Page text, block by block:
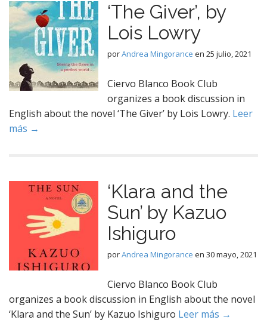
‘The Giver’, by
Lois Lowry
porAndrea Mingorance en 25 julio, 2021
Ciervo Blanco Book Club
organizes a book discussion in
English about the novel ‘The Giver’ by Lois Lowry. Leer
más →
‘Klara and the
Sun’ by Kazuo
Ishiguro
porAndrea Mingorance en 30 mayo, 2021
Ciervo Blanco Book Club
organizes a book discussion in English about the novel
‘Klara and the Sun’ by Kazuo Ishiguro Leer más →